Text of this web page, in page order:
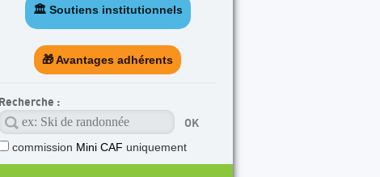
🏛️ Soutiens institutionnels
🎁 Avantages adhérents
Recherche :
commission Mini CAF uniquement